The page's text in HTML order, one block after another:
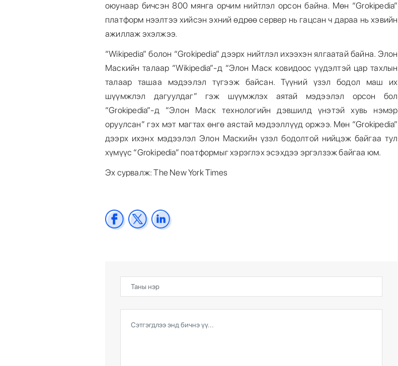
оюунаар бичсэн 800 мянга орчим нийтлэл орсон байна. Мөн “Grokipedia”
платформ нээлтээ хийсэн эхний өдрөө сервер нь гацсан ч дараа нь хэвийн
ажиллаж эхэлжээ.
“Wikipedia” болон “Grokipedia” дээрх нийтлэл ихээхэн ялгаатай байна. Элон
Маскийн талаар “Wikipedia”-д “Элон Маск ковидоос үүдэлтэй цар тахлын
талаар ташаа мэдээлэл түгээж байсан. Түүний үзэл бодол маш их
шүүмжлэл дагуулдаг” гэж шүүмжлэх аятай мэдээлэл орсон бол
“Grokipedia”-д “Элон Маск технологийн дэвшилд үнэтэй хувь нэмэр
оруулсан” гэх мэт магтах өнгө аястай мэдээллүүд оржээ. Мөн “Grokipedia”
дээрх ихэнх мэдээлэл Элон Маскийн үзэл бодолтой нийцэж байгаа тул
хүмүүс “Grokipedia” поатформыг хэрэглэх эсэхдээ эргэлзэж байгаа юм.
Эх сурвалж: The New York Times